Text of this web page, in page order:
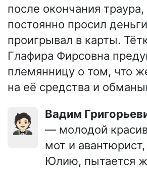
после окончания траура,
постоянно просил
проигрывал в карты.
Глафира Фирсовна
племянницу о том, что
на её средства и
🤵🏻
Вадим
— молодой
мот и
Юлию, пытается